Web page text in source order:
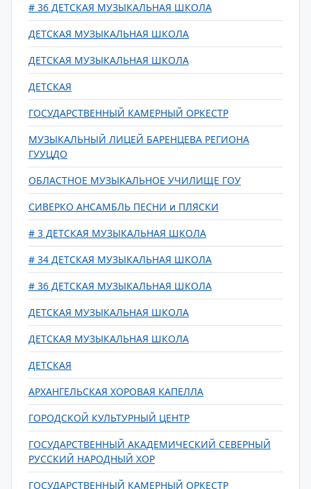
# 36 ДЕТСКАЯ МУЗЫКАЛЬНАЯ ШКОЛА
ДЕТСКАЯ МУЗЫКАЛЬНАЯ ШКОЛА
ДЕТСКАЯ МУЗЫКАЛЬНАЯ ШКОЛА
ДЕТСКАЯ
ГОСУДАРСТВЕННЫЙ КАМЕРНЫЙ ОРКЕСТР
МУЗЫКАЛЬНЫЙ ЛИЦЕЙ БАРЕНЦЕВА РЕГИОНА
ГУУЦДО
ОБЛАСТНОЕ МУЗЫКАЛЬНОЕ УЧИЛИЩЕ ГОУ
СИВЕРКО АНСАМБЛЬ ПЕСНИ и ПЛЯСКИ
# 3 ДЕТСКАЯ МУЗЫКАЛЬНАЯ ШКОЛА
# 34 ДЕТСКАЯ МУЗЫКАЛЬНАЯ ШКОЛА
# 36 ДЕТСКАЯ МУЗЫКАЛЬНАЯ ШКОЛА
ДЕТСКАЯ МУЗЫКАЛЬНАЯ ШКОЛА
ДЕТСКАЯ МУЗЫКАЛЬНАЯ ШКОЛА
ДЕТСКАЯ
АРХАНГЕЛЬСКАЯ ХОРОВАЯ КАПЕЛЛА
ГОРОДСКОЙ КУЛЬТУРНЫЙ ЦЕНТР
ГОСУДАРСТВЕННЫЙ АКАДЕМИЧЕСКИЙ СЕВЕРНЫЙ
РУССКИЙ НАРОДНЫЙ ХОР
ГОСУДАРСТВЕННЫЙ КАМЕРНЫЙ ОРКЕСТР